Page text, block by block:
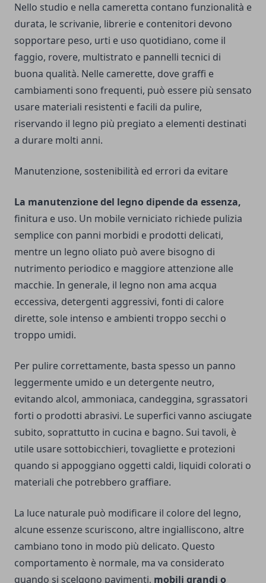
Nello studio e nella cameretta contano funzionalità e
durata, le scrivanie, librerie e contenitori devono
sopportare peso, urti e uso quotidiano, come il
faggio, rovere, multistrato e pannelli tecnici di
buona qualità. Nelle camerette, dove graffi e
cambiamenti sono frequenti, può essere più sensato
usare materiali resistenti e facili da pulire,
riservando il legno più pregiato a elementi destinati
a durare molti anni.
Manutenzione, sostenibilità ed errori da evitare
La manutenzione del legno dipende da essenza,
finitura e uso. Un mobile verniciato richiede pulizia
semplice con panni morbidi e prodotti delicati,
mentre un legno oliato può avere bisogno di
nutrimento periodico e maggiore attenzione alle
macchie. In generale, il legno non ama acqua
eccessiva, detergenti aggressivi, fonti di calore
dirette, sole intenso e ambienti troppo secchi o
troppo umidi.
Per pulire correttamente, basta spesso un panno
leggermente umido e un detergente neutro,
evitando alcol, ammoniaca, candeggina, sgrassatori
forti o prodotti abrasivi. Le superfici vanno asciugate
subito, soprattutto in cucina e bagno. Sui tavoli, è
utile usare sottobicchieri, tovagliette e protezioni
quando si appoggiano oggetti caldi, liquidi colorati o
materiali che potrebbero graffiare.
La luce naturale può modificare il colore del legno,
alcune essenze scuriscono, altre ingialliscono, altre
cambiano tono in modo più delicato. Questo
comportamento è normale, ma va considerato
quando si scelgono pavimenti, mobili grandi o